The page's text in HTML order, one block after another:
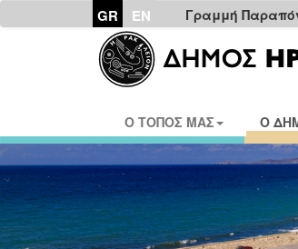
GR EN Γραμμή
Ο ΤΟΠΟΣ ΜΑΣ Ο